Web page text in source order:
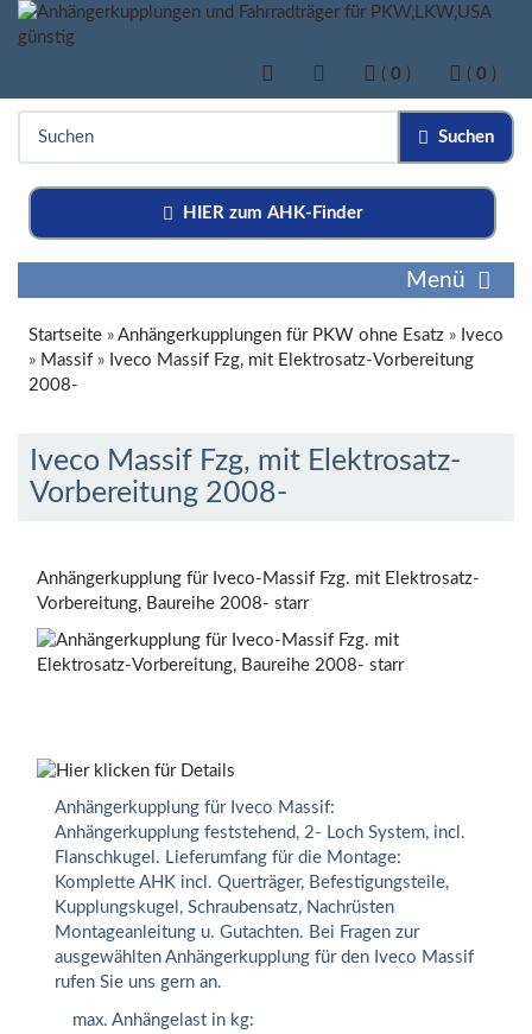
( 0 ) ( 0 )
Suchen
HIER zum AHK-Finder
Menü
Startseite » Anhängerkupplungen für PKW ohne Esatz » Iveco
» Massif » Iveco Massif Fzg, mit Elektrosatz-Vorbereitung
2008-
Iveco Massif Fzg, mit Elektrosatz-
Vorbereitung 2008-
Anhängerkupplung für Iveco-Massif Fzg. mit Elektrosatz-
Vorbereitung, Baureihe 2008- starr
Anhängerkupplung für Iveco Massif:
Anhängerkupplung feststehend, 2- Loch System, incl.
Flanschkugel. Lieferumfang für die Montage:
Komplette AHK incl. Querträger, Befestigungsteile,
Kupplungskugel, Schraubensatz, Nachrüsten
Montageanleitung u. Gutachten. Bei Fragen zur
ausgewählten Anhängerkupplung für den Iveco Massif
rufen Sie uns gern an.
max. Anhängelast in kg: